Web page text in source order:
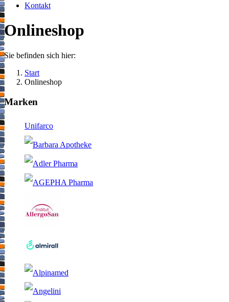
Kontakt
Onlineshop
Sie befinden sich hier:
Start
Onlineshop
Marken
Unifarco